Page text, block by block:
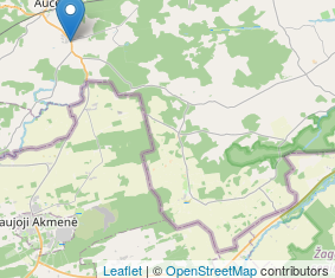
Leaflet | ©OpenStreetMapcontributors